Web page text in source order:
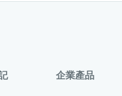
企業產品